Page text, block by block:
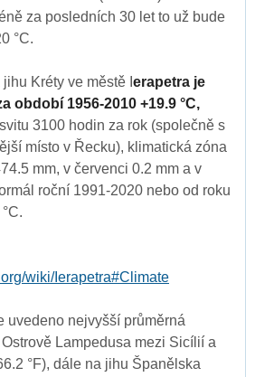
za posledních 30 let to už bude
°C.
Kréty ve městě I erapetra je
období 1956-2010 +19.9 °C,
3100 hodin za rok (společně s
místo v Řecku), klimatická zóna
mm, v červenci 0.2 mm a v
roční 1991-2020 nebo od roku
wiki/Ierapetra#Climate
uvedeno nejvyšší průměrná
Lampedusa mezi Sicílií a
°F), dále na jihu Španělska